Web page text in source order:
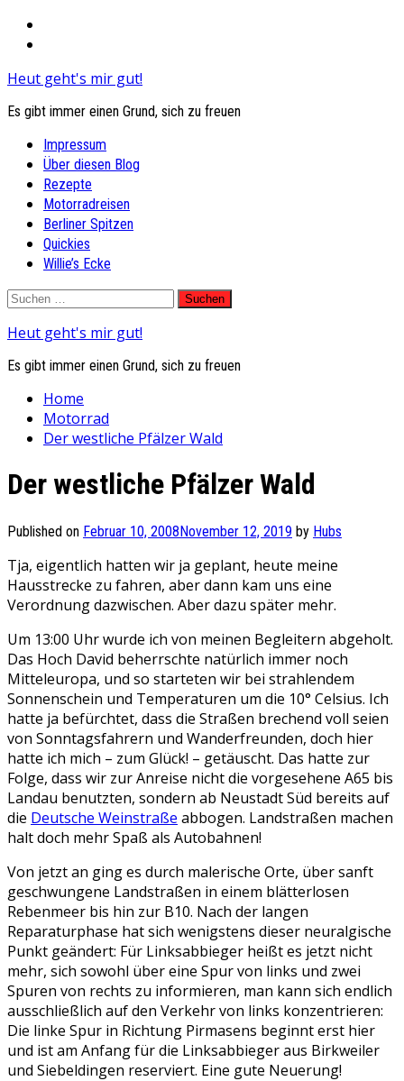
Heut geht's mir gut!
Es gibt immer einen Grund, sich zu freuen
Primary
Menu
Impressum
Über diesen Blog
Rezepte
Motorradreisen
Berliner Spitzen
Quickies
Willie’s Ecke
Skip
content
Suchen
Heut geht's mir gut!
Es gibt immer einen Grund, sich zu freuen
Home
Motorrad
Der westliche Pfälzer Wald
Der westliche Pfälzer Wald
Published on Februar 10, 2008November 12, 2019 by Hubs
Tja, eigentlich hatten wir ja geplant, heute meine
Hausstrecke zu fahren, aber dann kam uns eine
Verordnung dazwischen. Aber dazu später mehr.
Um 13:00 Uhr wurde ich von meinen Begleitern abgeholt.
Das Hoch David beherrschte natürlich immer noch
Mitteleuropa, und so starteten wir bei strahlendem
Sonnenschein und Temperaturen um die 10° Celsius. Ich
hatte ja befürchtet, dass die Straßen brechend voll seien
von Sonntagsfahrern und Wanderfreunden, doch hier
hatte ich mich – zum Glück! – getäuscht. Das hatte zur
Folge, dass wir zur Anreise nicht die vorgesehene A65 bis
Landau benutzten, sondern ab Neustadt Süd bereits auf
die Deutsche Weinstraße abbogen. Landstraßen machen
halt doch mehr Spaß als Autobahnen!
Von jetzt an ging es durch malerische Orte, über sanft
geschwungene Landstraßen in einem blätterlosen
Rebenmeer bis hin zur B10. Nach der langen
Reparaturphase hat sich wenigstens dieser neuralgische
Punkt geändert: Für Linksabbieger heißt es jetzt nicht
mehr, sich sowohl über eine Spur von links und zwei
Spuren von rechts zu informieren, man kann sich endlich
ausschließlich auf den Verkehr von links konzentrieren:
Die linke Spur in Richtung Pirmasens beginnt erst hier
und ist am Anfang für die Linksabbieger aus Birkweiler
und Siebeldingen reserviert. Eine gute Neuerung!